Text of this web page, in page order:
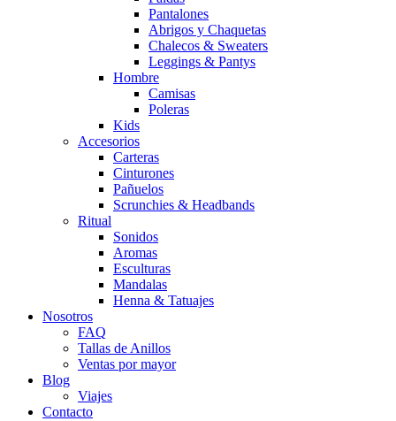
Pantalones
Abrigos y Chaquetas
Chalecos & Sweaters
Leggings & Pantys
Hombre
Camisas
Poleras
Kids
Accesorios
Carteras
Cinturones
Pañuelos
Scrunchies & Headbands
Ritual
Sonidos
Aromas
Esculturas
Mandalas
Henna & Tatuajes
Nosotros
FAQ
Tallas de Anillos
Ventas por mayor
Blog
Viajes
Contacto